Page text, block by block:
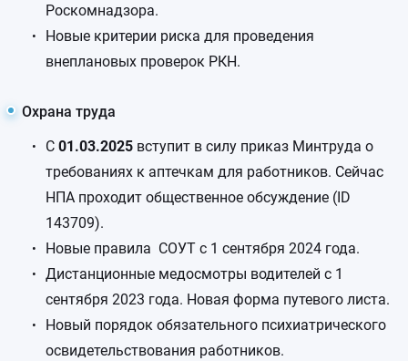
Роскомнадзора.
Новые критерии риска для проведения
внеплановых проверок РКН.
Охрана труда
С 01.03.2025 вступит в силу приказ Минтруда о
требованиях к аптечкам для работников. Сейчас
НПА проходит общественное обсуждение (ID
143709).
Новые правила СОУТ с 1 сентября 2024 года.
Дистанционные медосмотры водителей с 1
сентября 2023 года. Новая форма путевого листа.
Новый порядок обязательного психиатрического
освидетельствования работников.